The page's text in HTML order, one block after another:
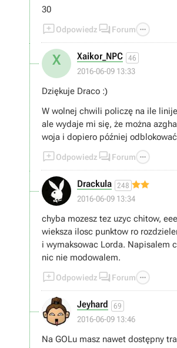
30
Odpowiedz  Forum 
X Xaikor_NPC 46
2016-06-09 13:33
Dziękuje Draco :)
W wolnej chwili policzę na ile
ale wydaje mi się, że można
woja i dopiero później
Odpowiedz  Forum 
Drackula 248
2016-06-09 13:34
chyba mozesz tez uzyc chitow,
wieksza ilosc punktow ro
i wymaksowac Lorda. Napisalem
nic nie modowalem.
Odpowiedz  Forum 
Jeyhard 69
2016-06-09 13:46
Na GOLu masz nawet dostępny